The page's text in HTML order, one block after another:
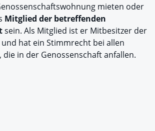
mieten oder
Mitglied der betreffenden
sein. Als Mitglied ist er Mitbesitzer der
hat ein Stimmrecht bei allen
die in der Genossenschaft anfallen.